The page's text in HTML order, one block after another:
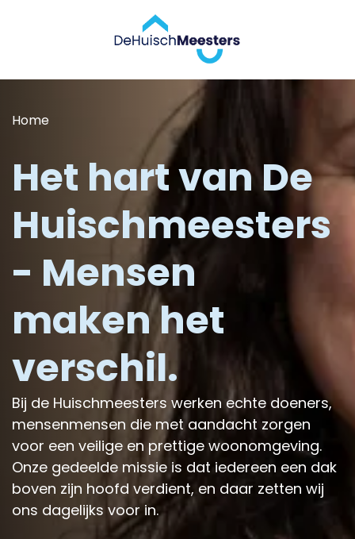
Home
Het hart van De
Huischmeesters
- Mensen
maken het
verschil.
Bij de Huischmeesters werken echte doeners,
mensenmensen die met aandacht zorgen
voor een veilige en prettige woonomgeving.
Onze gedeelde missie is dat iedereen een dak
boven zijn hoofd verdient, en daar zetten wij
ons dagelijks voor in.